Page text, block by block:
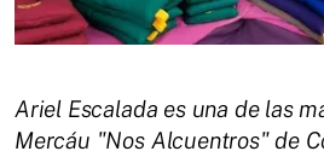
Ariel Escalada es una de las
Mercáu "Nos Alcuentros" de